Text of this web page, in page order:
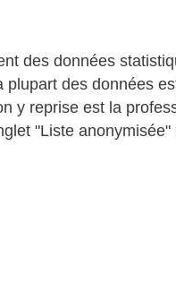
des données
plupart des données
y reprise est la
"Liste